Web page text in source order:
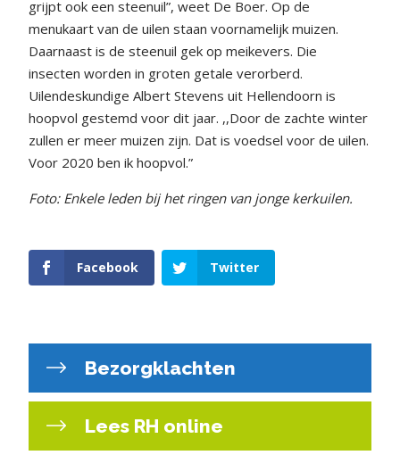
grijpt ook een steenuil”, weet De Boer. Op de
menukaart van de uilen staan voornamelijk muizen.
Daarnaast is de steenuil gek op meikevers. Die
insecten worden in groten getale verorberd.
Uilendeskundige Albert Stevens uit Hellendoorn is
hoopvol gestemd voor dit jaar. ,,Door de zachte winter
zullen er meer muizen zijn. Dat is voedsel voor de uilen.
Voor 2020 ben ik hoopvol.”
Foto: Enkele leden bij het ringen van jonge kerkuilen.
Facebook Twitter
Bezorgklachten
Lees RH online